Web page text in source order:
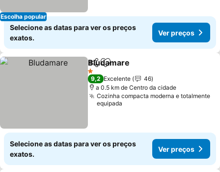
Escolha popular
Selecione as datas para ver os preços
exatos.
Ver preços
PartilharAdicionar aos favoritos
Bludamare
1 Estrelas
9,2 Excelente
46
a 0.5 km de Centro da cidade
Cozinha compacta moderna e totalmente
equipada
Selecione as datas para ver os preços
exatos.
Ver preços